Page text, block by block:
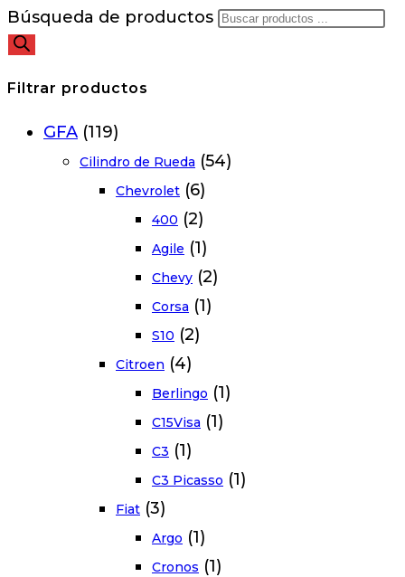
Búsqueda de productos
Filtrar productos
GFA (119)
Cilindro de Rueda (54)
Chevrolet (6)
400 (2)
Agile (1)
Chevy (2)
Corsa (1)
S10 (2)
Citroen (4)
Berlingo (1)
C15Visa (1)
C3 (1)
C3 Picasso (1)
Fiat (3)
Argo (1)
Cronos (1)